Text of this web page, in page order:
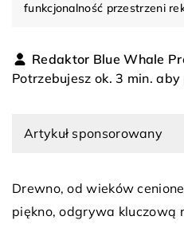
funkcjonalność przestrzeni
Redaktor Blue Whale
Potrzebujesz ok. 3 min.
Artykuł sponsorowany
Drewno, od wieków
piękno, odgrywa kluczową